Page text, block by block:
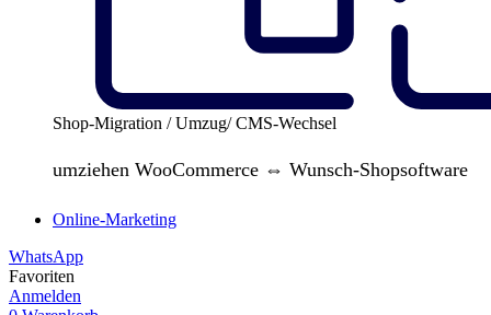
Shop-Migration / Umzug/ CMS-Wechsel
umziehen WooCommerce ⇔ Wunsch-Shopsoftware
Online-Marketing
WhatsApp
Favoriten
Anmelden